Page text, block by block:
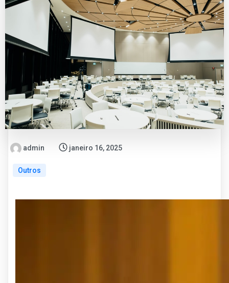
admin janeiro 16, 2025
Outros